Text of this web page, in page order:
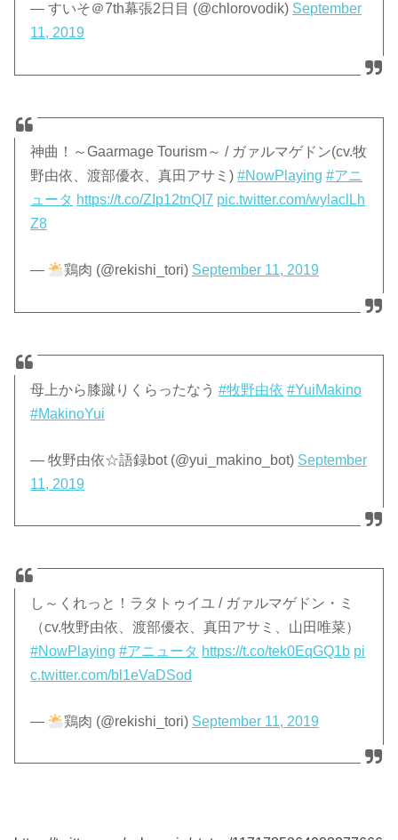
— すいそ＠7th幕張2日目 (@chlorovodik) September
11, 2019
神曲！～Gaarmage Tourism～ / ガァルマゲドン(cv.牧
野由依、渡部優衣、真田アサミ)#NowPlaying #アニ
ュータ https://t.co/ZIp12tnQI7 pic.twitter.com/wylaclLh
Z8
— 鶏肉 (@rekishi_tori) September 11, 2019
母上から膝蹴りくらったなう#牧野由依 #YuiMakino
#MakinoYui
— 牧野由依☆語録bot (@yui_makino_bot) September
11, 2019
し～くれっと！ラタトゥイユ / ガァルマゲドン・ミ
（cv.牧野由依、渡部優衣、真田アサミ、山田唯菜）
#NowPlaying #アニュータ https://t.co/tek0EqGQ1b pi
c.twitter.com/bl1eVaDSod
— 鶏肉 (@rekishi_tori) September 11, 2019